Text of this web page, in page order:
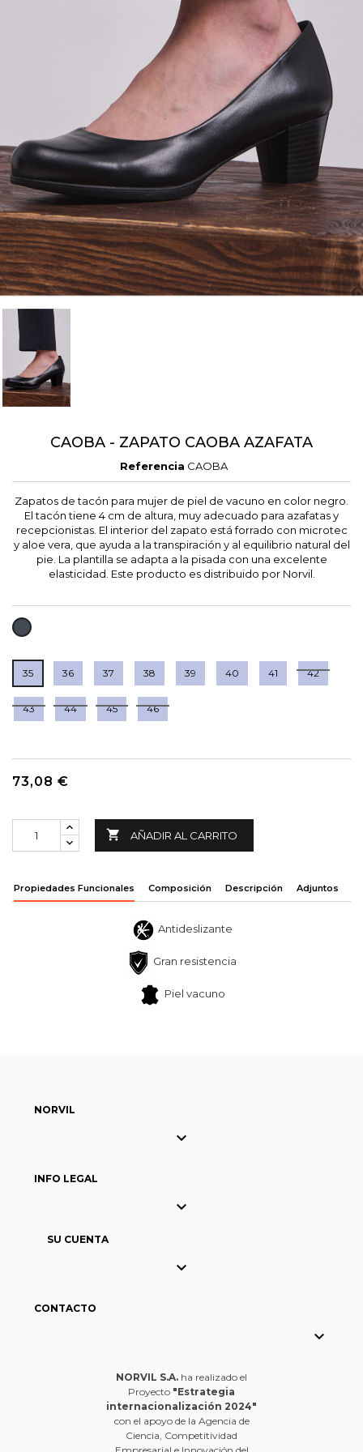
CAOBA - ZAPATO CAOBA AZAFATA
Referencia CAOBA
Zapatos de tacón para mujer de piel de vacuno en color negro.
El tacón tiene 4 cm de altura, muy adecuado para azafatas y
recepcionistas. El interior del zapato está forrado con microtec
y aloe vera, que ayuda a la transpiración y al equilibrio natural del
pie. La plantilla se adapta a la pisada con una excelente
elasticidad. Este producto es distribuido por Norvil.
NEGRO
35 36 37 38 39 40 41 42
43 44 45 46
73,08 €
 AÑADIR AL CARRITO
Propiedades Funcionales Composición Descripción Adjuntos
Antideslizante
Gran resistencia
Piel vacuno
NORVIL

INFO LEGAL

SU CUENTA

CONTACTO

Crear lista de Favoritos
Cancelar Iniciar sesión
NORVIL S.A. ha realizado el
Proyecto "Estrategia
internacionalización 2024"
con el apoyo de la Agencia de
Ciencia, Competitividad